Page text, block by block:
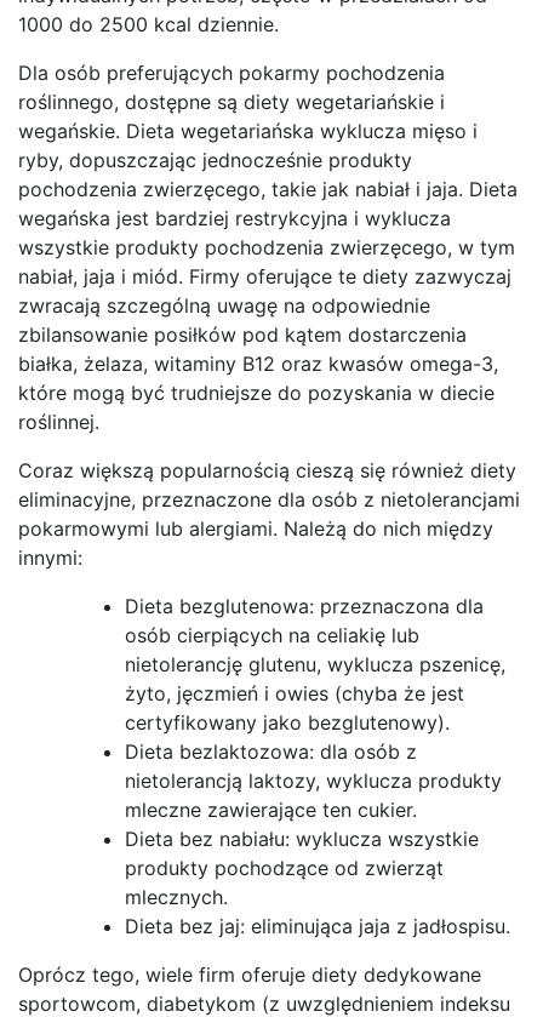
1000 do 2500 kcal dziennie.
Dla osób preferujących pokarmy pochodzenia
roślinnego, dostępne są diety wegetariańskie i
wegańskie. Dieta wegetariańska wyklucza mięso i
ryby, dopuszczając jednocześnie produkty
pochodzenia zwierzęcego, takie jak nabiał i jaja. Dieta
wegańska jest bardziej restrykcyjna i wyklucza
wszystkie produkty pochodzenia zwierzęcego, w tym
nabiał, jaja i miód. Firmy oferujące te diety zazwyczaj
zwracają szczególną uwagę na odpowiednie
zbilansowanie posiłków pod kątem dostarczenia
białka, żelaza, witaminy B12 oraz kwasów omega-3,
które mogą być trudniejsze do pozyskania w diecie
roślinnej.
Coraz większą popularnością cieszą się również diety
eliminacyjne, przeznaczone dla osób z nietolerancjami
pokarmowymi lub alergiami. Należą do nich między
innymi:
Dieta bezglutenowa: przeznaczona dla
osób cierpiących na celiakię lub
nietolerancję glutenu, wyklucza pszenicę,
żyto, jęczmień i owies (chyba że jest
certyfikowany jako bezglutenowy).
Dieta bezlaktozowa: dla osób z
nietolerancją laktozy, wyklucza produkty
mleczne zawierające ten cukier.
Dieta bez nabiału: wyklucza wszystkie
produkty pochodzące od zwierząt
mlecznych.
Dieta bez jaj: eliminująca jaja z jadłospisu.
Oprócz tego, wiele firm oferuje diety dedykowane
sportowcom, diabetykom (z uwzględnieniem indeksu